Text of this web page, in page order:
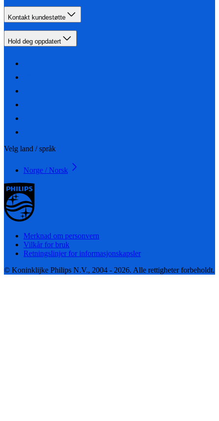
Kontakt kundestøtte
Hold deg oppdatert
Velg land / språk
Norge / Norsk
Merknad om personvern
Vilkår for bruk
Retningslinjer for informasjonskapsler
© Koninklijke Philips N.V., 2004 - 2026. Alle rettigheter forbeholdt.